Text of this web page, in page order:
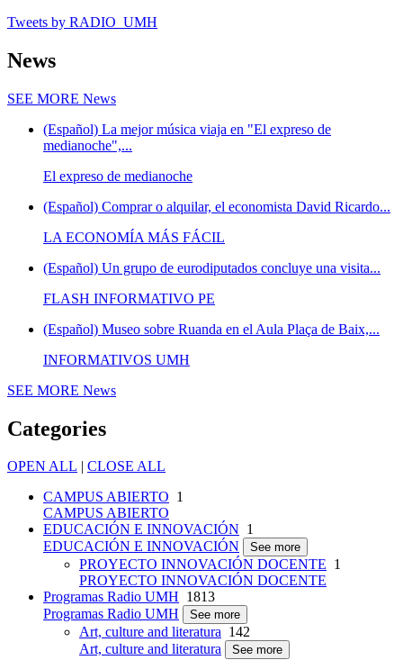
Tweets by RADIO_UMH
News
SEE MORE News
(Español) La mejor música viaja en "El expreso de
medianoche",...
El expreso de medianoche
(Español) Comprar o alquilar, el economista David Ricardo...
LA ECONOMÍA MÁS FÁCIL
(Español) Un grupo de eurodiputados concluye una visita...
FLASH INFORMATIVO PE
(Español) Museo sobre Ruanda en el Aula Plaça de Baix,...
INFORMATIVOS UMH
SEE MORE News
Categories
OPEN ALL | CLOSE ALL
CAMPUS ABIERTO 1
CAMPUS ABIERTO
EDUCACIÓN E INNOVACIÓN 1
EDUCACIÓN E INNOVACIÓN
See more
PROYECTO INNOVACIÓN DOCENTE 1
PROYECTO INNOVACIÓN DOCENTE
Programas Radio UMH 1813
Programas Radio UMH
See more
Art, culture and literatura 142
Art, culture and literatura
See more